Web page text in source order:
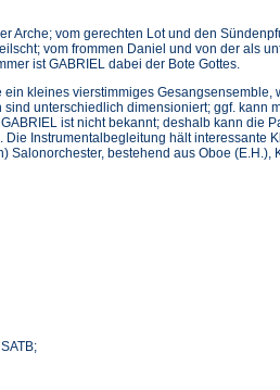
Arche; vom gerechten Lot und den
vom frommen Daniel und von der als
ist GABRIEL dabei der Bote Gottes.
kleines vierstimmiges Gesangsensemble,
unterschiedlich dimensioniert; ggf. kann
ist nicht bekannt; deshalb kann die
Instrumentalbegleitung hält interessante
Salonorchester, bestehend aus Oboe (E.H.),